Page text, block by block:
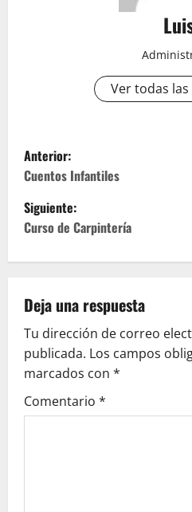
Ver todas
N
a
v
a
c
i
ó
Anterior:
Cuentos Infantiles
Siguiente:
Curso de Carpintería
Deja una respuesta
Tu dirección de correo
publicada. Los campos
marcados con *
Comentario *